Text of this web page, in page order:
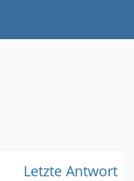
Letzte Antwort